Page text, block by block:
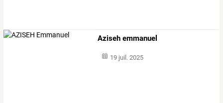
Aziseh emmanuel
19 juil. 2025